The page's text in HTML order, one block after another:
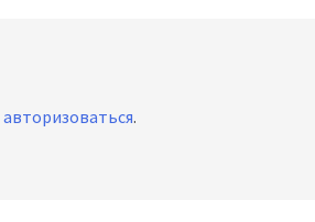
авторизоваться.